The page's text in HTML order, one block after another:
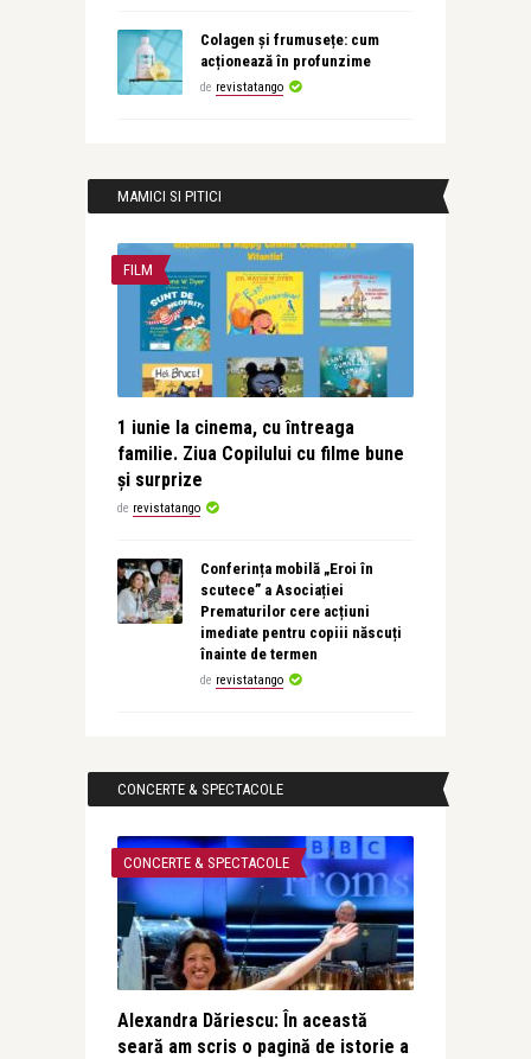
Colagen și frumusețe: cum
acționează în profunzime
de revistatango
MAMICI SI PITICI
FILM
1 iunie la cinema, cu întreaga
familie. Ziua Copilului cu filme bune
și surprize
de revistatango
Conferința mobilă „Eroi în
scutece” a Asociației
Prematurilor cere acțiuni
imediate pentru copiii născuți
înainte de termen
de revistatango
CONCERTE & SPECTACOLE
CONCERTE & SPECTACOLE
Alexandra Dăriescu: În această
seară am scris o pagină de istorie a